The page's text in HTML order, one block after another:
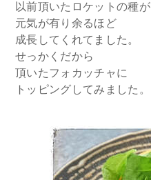
以前頂いたロケットの種が
元気が有り余るほど
成長してくれてました。
せっかくだから
頂いたフォカッチャに
トッピングしてみました。